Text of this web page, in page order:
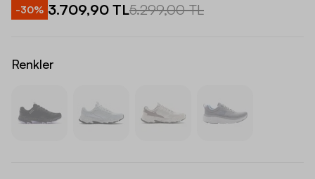
-30% 3.709,90 TL5.299,00 TL
Renkler